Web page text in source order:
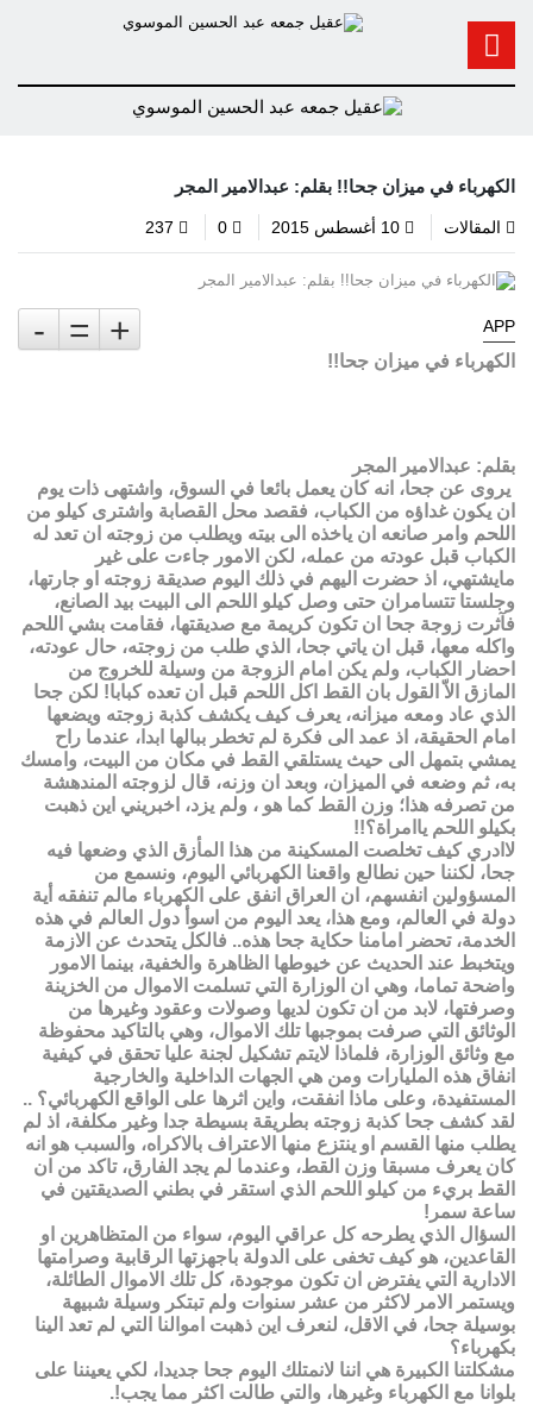
الكهرباء في ميزان جحا!! بقلم: عبدالامير المجر
المقالات
APP
+
=
-
الكهرباء في ميزان جحا!!
بقلم: عبدالامير المجر
يروى عن جحا، انه كان يعمل بائعا في السوق، واشتهى ذات يوم
ان يكون غداؤه من الكباب، فقصد محل القصابة واشترى كيلو من
اللحم وامر صانعه ان ياخذه الى بيته ويطلب من زوجته ان تعد له
الكباب قبل عودته من عمله، لكن الامور جاءت على غير
مايشتهي، اذ حضرت اليهم في ذلك اليوم صديقة زوجته او جارتها،
وجلستا تتسامران حتى وصل كيلو اللحم الى البيت بيد الصانع،
فآثرت زوجة جحا ان تكون كريمة مع صديقتها، فقامت بشي اللحم
واكله معها، قبل ان ياتي جحا، الذي طلب من زوجته، حال عودته،
احضار الكباب، ولم يكن امام الزوجة من وسيلة للخروج من
المازق الاّ القول بان القط اكل اللحم قبل ان تعده كبابا! لكن جحا
الذي عاد ومعه ميزانه، يعرف كيف يكشف كذبة زوجته ويضعها
امام الحقيقة، اذ عمد الى فكرة لم تخطر ببالها ابدا، عندما راح
يمشي بتمهل الى حيث يستلقي القط في مكان من البيت، وامسك
به، ثم وضعه في الميزان، وبعد ان وزنه، قال لزوجته المندهشة
من تصرفه هذا؛ وزن القط كما هو ، ولم يزد، اخبريني اين ذهبت
بكيلو اللحم ياامراة؟!!
لاادري كيف تخلصت المسكينة من هذا المأزق الذي وضعها فيه
جحا، لكننا حين نطالع واقعنا الكهربائي اليوم، ونسمع من
المسؤولين انفسهم، ان العراق انفق على الكهرباء مالم تنفقه أية
دولة في العالم، ومع هذا، يعد اليوم من اسوأ دول العالم في هذه
الخدمة، تحضر امامنا حكاية جحا هذه.. فالكل يتحدث عن الازمة
ويتخبط عند الحديث عن خيوطها الظاهرة والخفية، بينما الامور
واضحة تماما، وهي ان الوزارة التي تسلمت الاموال من الخزينة
وصرفتها، لابد من ان تكون لديها وصولات وعقود وغيرها من
الوثائق التي صرفت بموجبها تلك الاموال، وهي بالتاكيد محفوظة
مع وثائق الوزارة، فلماذا لايتم تشكيل لجنة عليا تحقق في كيفية
انفاق هذه المليارات ومن هي الجهات الداخلية والخارجية
المستفيدة، وعلى ماذا انفقت، واين اثرها على الواقع الكهربائي؟ ..
لقد كشف جحا كذبة زوجته بطريقة بسيطة جدا وغير مكلفة، اذ لم
يطلب منها القسم او ينتزع منها الاعتراف بالاكراه، والسبب هو انه
كان يعرف مسبقا وزن القط، وعندما لم يجد الفارق، تاكد من ان
القط بريء من كيلو اللحم الذي استقر في بطني الصديقتين في
ساعة سمر!
السؤال الذي يطرحه كل عراقي اليوم، سواء من المتظاهرين او
القاعدين، هو كيف تخفى على الدولة باجهزتها الرقابية وصرامتها
الادارية التي يفترض ان تكون موجودة، كل تلك الاموال الطائلة،
ويستمر الامر لاكثر من عشر سنوات ولم تبتكر وسيلة شبيهة
بوسيلة جحا، في الاقل، لنعرف اين ذهبت اموالنا التي لم تعد الينا
بكهرباء؟
مشكلتنا الكبيرة هي اننا لانمتلك اليوم جحا جديدا، لكي يعيننا على
بلوانا مع الكهرباء وغيرها، والتي طالت اكثر مما يجب!.